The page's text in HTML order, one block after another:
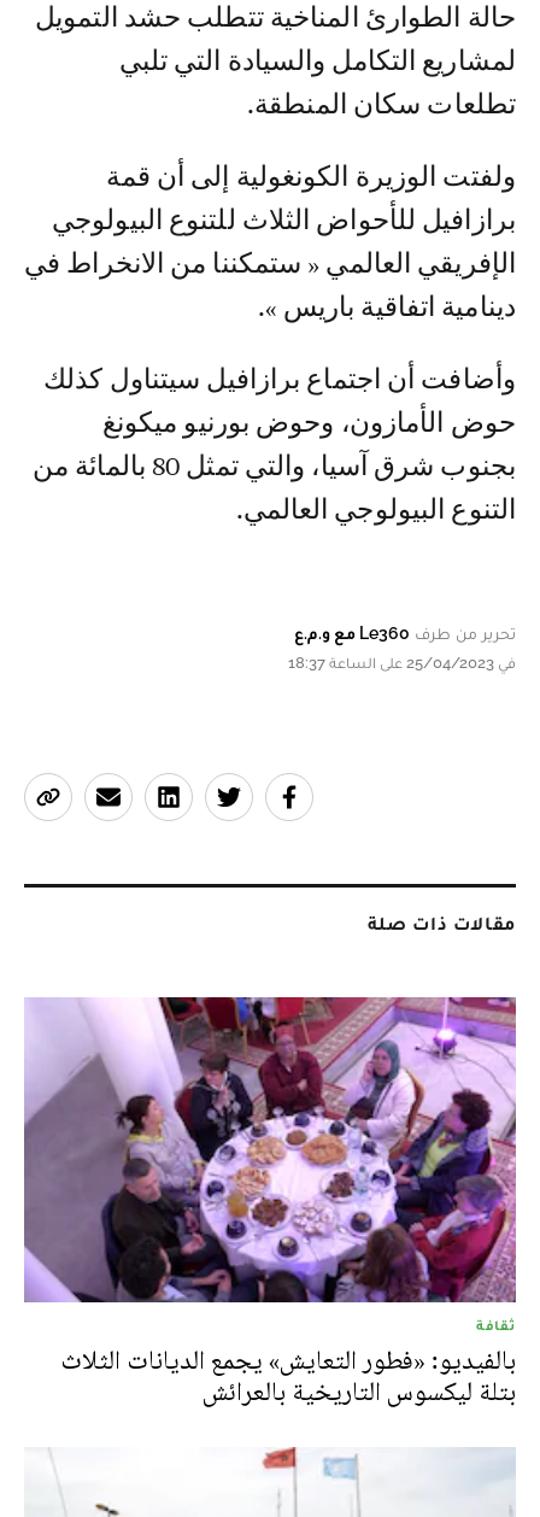
حالة الطوارئ المناخية تتطلب حشد التمويل
لمشاريع التكامل والسيادة التي تلبي
تطلعات سكان المنطقة.
ولفتت الوزيرة الكونغولية إلى أن قمة
برازافيل للأحواض الثلاث للتنوع البيولوجي
الإفريقي العالمي « ستمكننا من الانخراط في
دينامية اتفاقية باريس ».
وأضافت أن اجتماع برازافيل سيتناول كذلك
حوض الأمازون، وحوض بورنيو ميكونغ
بجنوب شرق آسيا، والتي تمثل 80 بالمائة من
التنوع البيولوجي العالمي.
تحرير من طرف Le360 مع و.م.ع
في 25/04/2023 على الساعة 18:37
مقالات ذات صلة
ثقافة
بالفيديو: «فطور التعايش» يجمع الديانات الثلاث
بتلة ليكسوس التاريخية بالعرائش